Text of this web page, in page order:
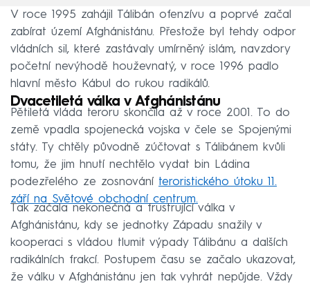
V roce 1995 zahájil Tálibán ofenzívu a poprvé začal
zabírat území Afghánistánu. Přestože byl tehdy odpor
vládních sil, které zastávaly umírněný islám, navzdory
početní nevýhodě houževnatý, v roce 1996 padlo
hlavní město Kábul do rukou radikálů.
Dvacetiletá válka v Afghánistánu
Pětiletá vláda teroru skončila až v roce 2001. To do
země vpadla spojenecká vojska v čele se Spojenými
státy. Ty chtěly původně zúčtovat s Tálibánem kvůli
tomu, že jim hnutí nechtělo vydat bin Ládina
podezřelého ze zosnování teroristického útoku 11.
září na Světové obchodní centrum.
Tak začala nekonečná a frustrující válka v
Afghánistánu, kdy se jednotky Západu snažily v
kooperaci s vládou tlumit výpady Tálibánu a dalších
radikálních frakcí. Postupem času se začalo ukazovat,
že válku v Afghánistánu jen tak vyhrát nepůjde. Vždy